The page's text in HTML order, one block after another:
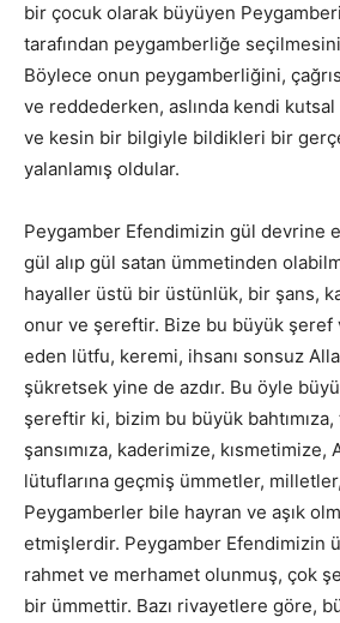
bir çocuk olarak büyüyen
tarafından peygamberliğe
Böylece onun peygamberliğini,
ve reddederken, aslında kendi kutsal
ve kesin bir bilgiyle bildikleri bir
yalanlamış oldular.
Peygamber Efendimizin gül devrine
gül alıp gül satan ümmetinden
hayaller üstü bir üstünlük, bir şans,
onur ve şereftir. Bize bu büyük şeref
eden lütfu, keremi, ihsanı sonsuz
şükretsek yine de azdır. Bu öyle
şereftir ki, bizim bu büyük
şansımıza, kaderimize, kısmetimize,
lütuflarına geçmiş ümmetler,
Peygamberler bile hayran ve aşık
etmişlerdir. Peygamber Efendimizin
rahmet ve merhamet olunmuş, çok
bir ümmettir. Bazı rivayetlere göre,